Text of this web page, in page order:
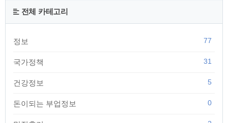
전체 카테고리
정보 77
국가정책 31
건강정보 5
돈이되는 부업정보 0